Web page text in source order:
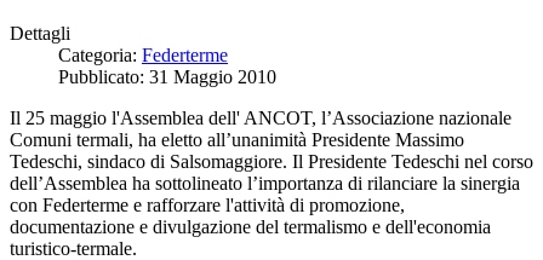
Dettagli
Categoria: Federterme
Pubblicato: 31 Maggio 2010
Il 25 maggio l'Assemblea dell' ANCOT, l’Associazione nazionale
Comuni termali, ha eletto all’unanimità Presidente Massimo
Tedeschi, sindaco di Salsomaggiore. Il Presidente Tedeschi nel corso
dell’Assemblea ha sottolineato l’importanza di rilanciare la sinergia
con Federterme e rafforzare l'attività di promozione,
documentazione e divulgazione del termalismo e dell'economia
turistico-termale.